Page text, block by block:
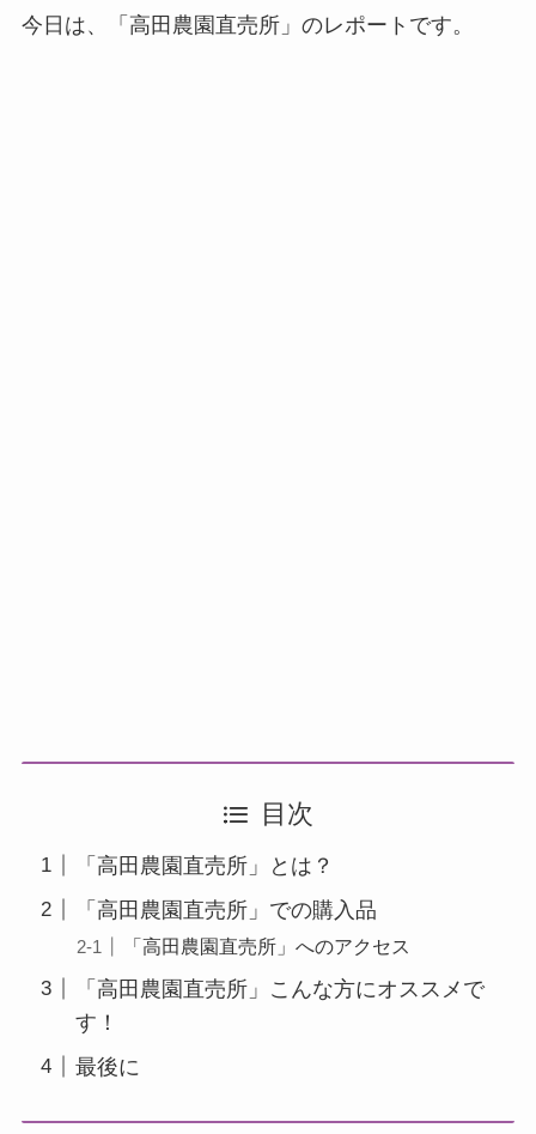
今日は、「高田農園直売所」のレポートです。
目次
「高田農園直売所」とは？
「高田農園直売所」での購入品
「高田農園直売所」へのアクセス
「高田農園直売所」こんな方にオススメで
す！
最後に